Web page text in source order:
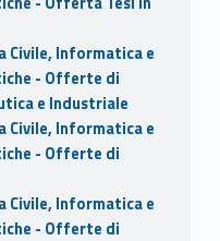
Civile, Informatica e
- Offerte di
e Industriale
Civile, Informatica e
- Offerte di
Civile, Informatica e
- Offerte di